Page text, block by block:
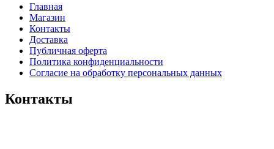
Главная
Магазин
Контакты
Доставка
Публичная оферта
Политика конфиденциальности
Согласие на обработку персональных данных
Контакты